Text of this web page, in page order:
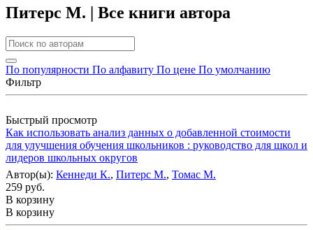
Питерс М. | Все книги автора
По популярности По алфавиту По цене По умолчанию
Фильтр
Быстрый просмотр
Как использовать анализ данных о добавленной стоимости
для улучшения обучения школьников : руководство для школ и
лидеров школьных округов
Автор(ы): Кеннеди К., Питерс М., Томас М.
259 руб.
В корзину
В корзину